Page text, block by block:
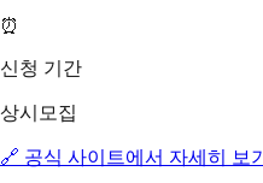
⏰
신청 기간
상시모집
🔗 공식 사이트에서 자세히 보기